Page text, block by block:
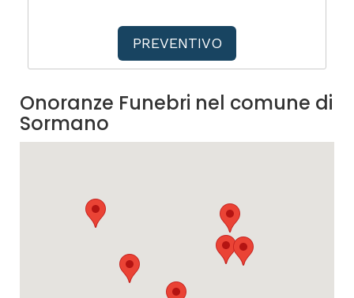
PREVENTIVO
Onoranze Funebri nel comune di
Sormano